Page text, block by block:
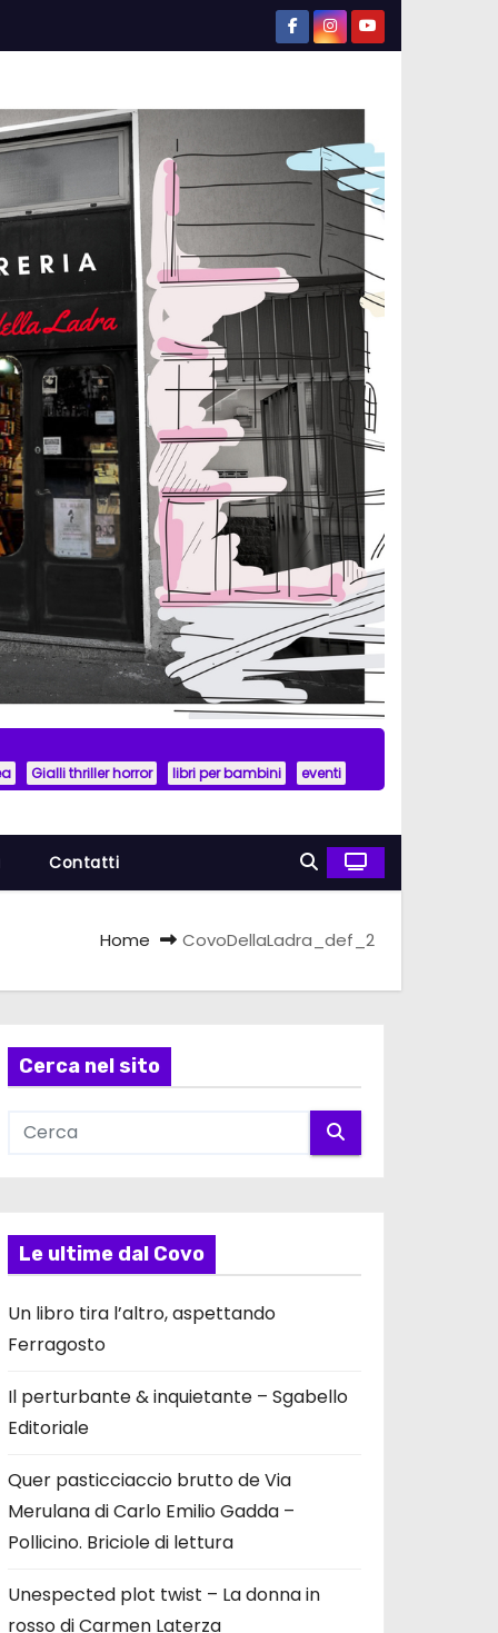
Gialli thriller horror libri per bambini eventi
Contatti
Home CovoDellaLadra_def_2
Cerca nel sito
Le ultime dal Covo
Un libro tira l’altro, aspettando
Ferragosto
Il perturbante & inquietante – Sgabello
Editoriale
Quer pasticciaccio brutto de Via
Merulana di Carlo Emilio Gadda –
Pollicino. Briciole di lettura
Unespected plot twist – La donna in
rosso di Carmen Laterza